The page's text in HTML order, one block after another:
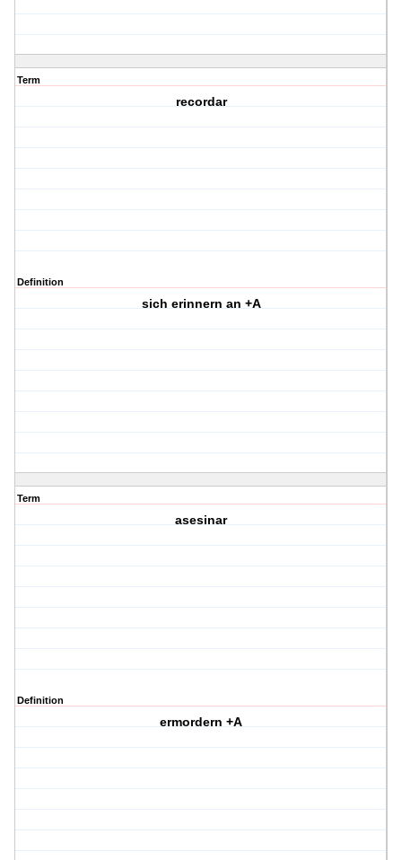
Term
recordar
Definition
sich erinnern an +A
Term
asesinar
Definition
ermordern +A